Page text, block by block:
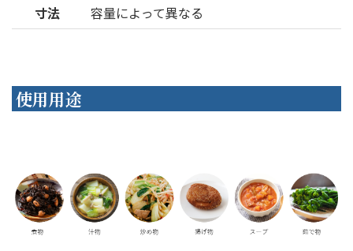
寸法
容量によって異なる
使用用途